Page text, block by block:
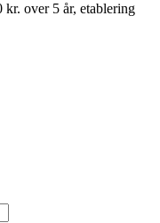
over 5 år, etablering